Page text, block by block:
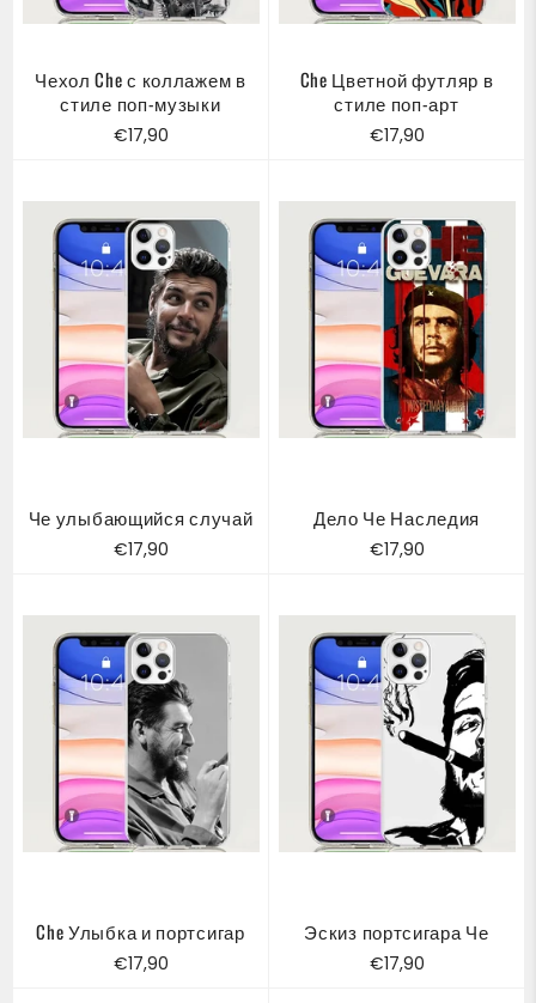
Чехол Che с коллажем в
стиле поп-музыки
Обычная
€17,90
Che Цветной футляр в
стиле поп-арт
Обычная
€17,90
Че улыбающийся случай
Обычная
€17,90
Дело Че Наследия
Обычная
€17,90
Che Улыбка и портсигар
Обычная
€17,90
Эскиз портсигара Че
Обычная
€17,90